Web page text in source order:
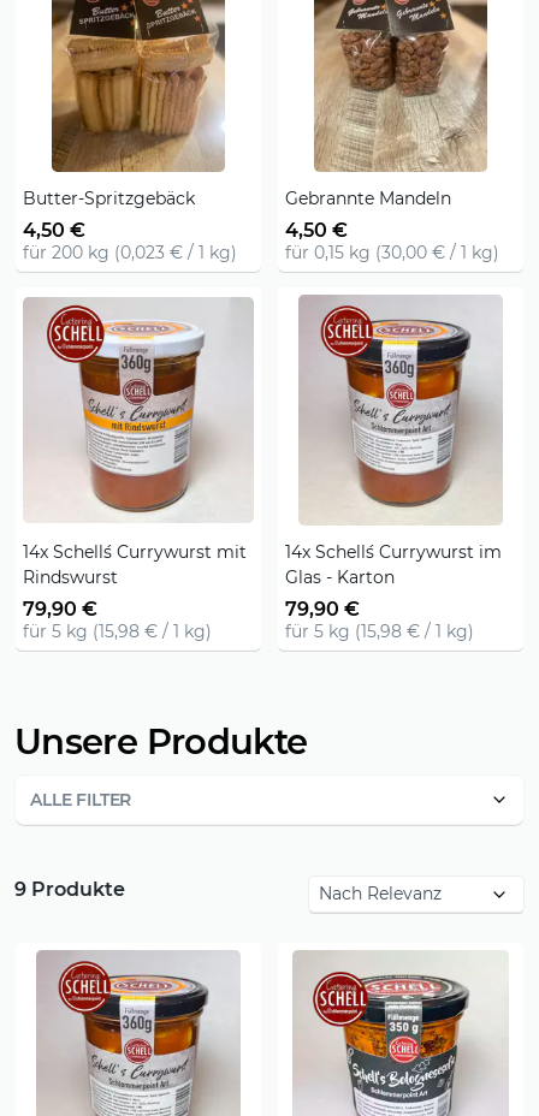
Butter-Spritzgebäck
4,50 €
für 200 kg (0,023 € / 1 kg)
Gebrannte Mandeln
4,50 €
für 0,15 kg (30,00 € / 1 kg)
14x Schell´s Currywurst mit
Rindswurst
79,90 €
für 5 kg (15,98 € / 1 kg)
14x Schell´s Currywurst im
Glas - Karton
79,90 €
für 5 kg (15,98 € / 1 kg)
Unsere Produkte
ALLE FILTER
9 Produkte